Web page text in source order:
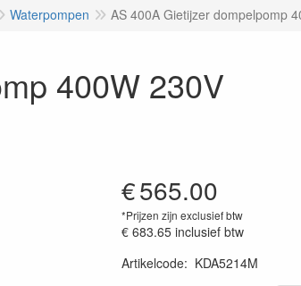
Waterpompen AS 400A Gietijzer dompelpomp
400W 230V
€565.00
*Prijzen zijn exclusief btw
€ 683.65 inclusief btw
Artikelcode: KDA5214M